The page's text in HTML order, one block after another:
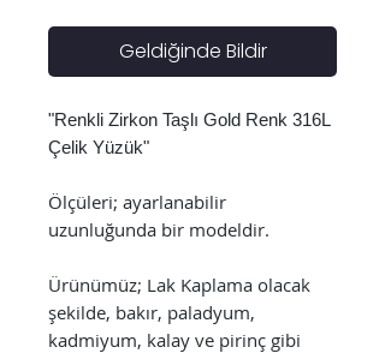
Geldiğinde Bildir
"Renkli Zirkon Taşlı Gold Renk 316L
Çelik Yüzük"
Ölçüleri; ayarlanabilir
uzunluğunda bir modeldir.
Ürünümüz; Lak Kaplama olacak
şekilde, bakır, paladyum,
kadmiyum, kalay ve pirinç gibi